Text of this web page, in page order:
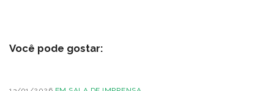
Você pode gostar: